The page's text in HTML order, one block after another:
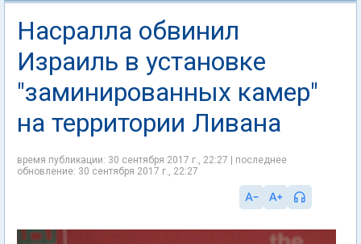
Насралла обвинил
Израиль в установке
"заминированных камер"
на территории Ливана
время публикации: 30 сентября 2017 г., 22:27 | последнее
обновление: 30 сентября 2017 г., 22:27